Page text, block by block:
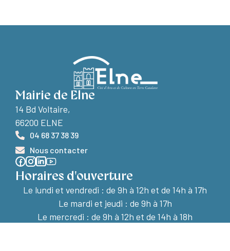
Mairie de Elne
14 Bd Voltaire,
66200 ELNE
04 68 37 38 39
Nous contacter
Horaires d'ouverture
Le lundi et vendredi : de 9h à 12h et de 14h à 17h
Le mardi et jeudi : de 9h à 17h
Le mercredi : de 9h à 12h et de 14h à 18h